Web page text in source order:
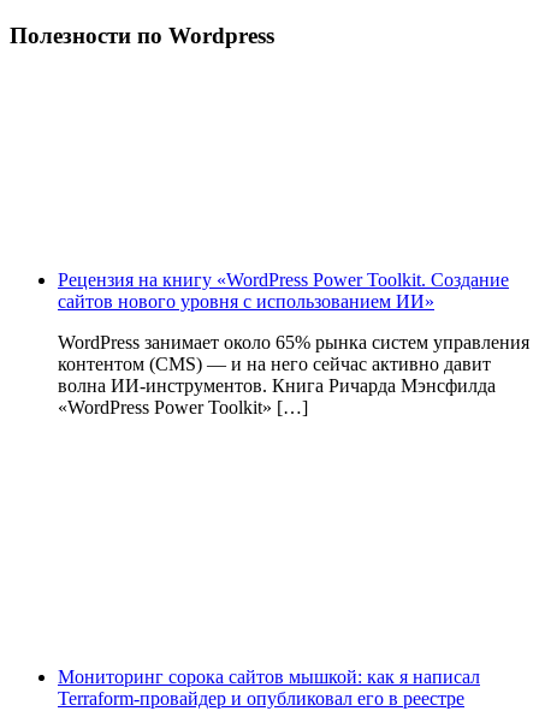
Полезности по Wordpress
Рецензия на книгу «WordPress Power Toolkit. Создание
сайтов нового уровня с использованием ИИ»
WordPress занимает около 65% рынка систем управления
контентом (CMS) — и на него сейчас активно давит
волна ИИ‑инструментов. Книга Ричарда Мэнсфилда
«WordPress Power Toolkit» […]
Мониторинг сорока сайтов мышкой: как я написал
Terraform-провайдер и опубликовал его в реестре